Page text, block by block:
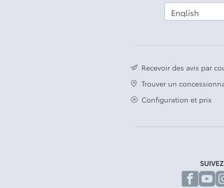
Recevoir des avis par
Trouver un
Configuration et prix